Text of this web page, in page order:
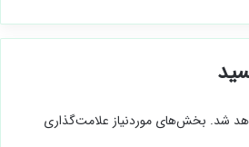
شد. بخش‌های موردنیاز علامت‌گذاری